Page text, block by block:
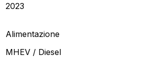
2023
Alimentazione
MHEV / Diesel